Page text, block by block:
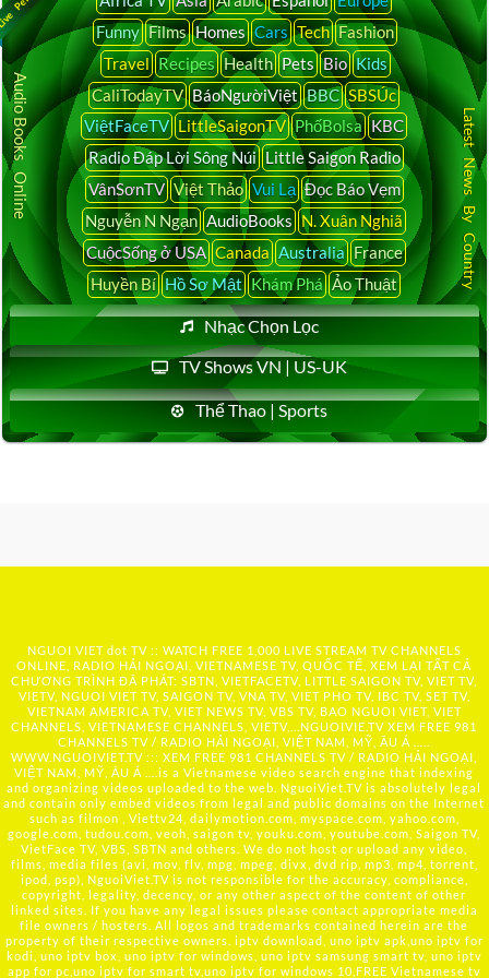
Funny Films Homes Cars Tech Fashion
Travel Recipes Health Pets Bio Kids
CaliTodayTV BáoNgườiViệt BBC SBSÚc
ViệtFaceTV LittleSaigonTV PhốBolsa KBC
Radio Đáp Lời Sông Núi Little Saigon Radio
VânSơnTV Việt Thảo Vui Lạ Đọc Báo Vẹm
Nguyễn N Ngạn AudioBooks N. Xuân Nghiã
CuộcSống ở USA Canada Australia France
Huyền Bí Hồ Sơ Mật Khám Phá Ảo Thuật
Nhạc Chọn Lọc
TV Shows VN | US-UK
Thể Thao | Sports
Audio Books Online Latest News By Country
NGUOI VIET dot TV :: WATCH FREE 1,000 LIVE STREAM TV CHANNELS
ONLINE, RADIO HẢI NGOẠI, VIETNAMESE TV, QUỐC TẾ, XEM LẠI TẤT CẢ
CHƯƠNG TRÌNH ĐÃ PHÁT: SBTN, VIETFACETV, LITTLE SAIGON TV, VIET TV,
VIETV, NGUOI VIET TV, SAIGON TV, VNA TV, VIET PHO TV, IBC TV, SET TV,
VIETNAM AMERICA TV, VIET NEWS TV, VBS TV, BAO NGUOI VIET, VIET
CHANNELS, VIETNAMESE CHANNELS, VIETV,... NGUOIVIE.TV XEM FREE 981
CHANNELS TV / RADIO HẢI NGOẠI, VIỆT NAM, MỸ, ÂU Á …..
WWW.NGUOIVIET.TV ::: XEM FREE 981 CHANNELS TV / RADIO HẢI NGOẠI,
VIỆT NAM, MỸ, ÂU Á ….is a Vietnamese video search engine that indexing
and organizing videos uploaded to the web. NguoiViet.TV is absolutely legal
and contain only embed videos from legal and public domains on the Internet
such as filmon , Viettv24, dailymotion.com, myspace.com, yahoo.com,
google.com, tudou.com, veoh, saigon tv, youku.com, youtube.com, Saigon TV,
VietFace TV, VBS, SBTN and others. We do not host or upload any video,
films, media files (avi, mov, flv, mpg, mpeg, divx, dvd rip, mp3, mp4, torrent,
ipod, psp), NguoiViet.TV is not responsible for the accuracy, compliance,
copyright, legality, decency, or any other aspect of the content of other
linked sites. If you have any legal issues please contact appropriate media
file owners / hosters. All logos and trademarks contained herein are the
property of their respective owners. iptv download, uno iptv apk,uno iptv for
kodi, uno iptv box, uno iptv for windows, uno iptv samsung smart tv, uno iptv
app for pc,uno iptv for smart tv,uno iptv for windows 10,FREE Vietnamese tv